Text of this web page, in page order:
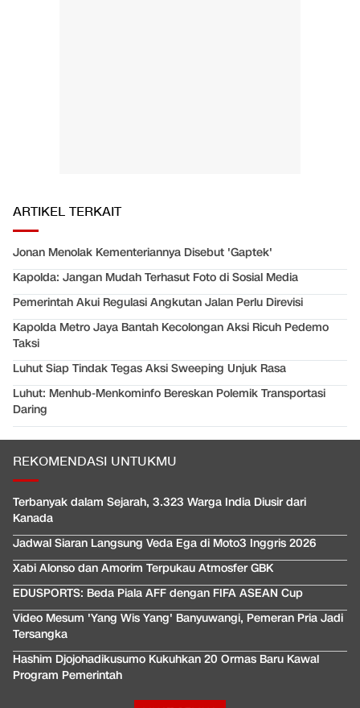
ARTIKEL TERKAIT
Jonan Menolak Kementeriannya Disebut 'Gaptek'
Kapolda: Jangan Mudah Terhasut Foto di Sosial Media
Pemerintah Akui Regulasi Angkutan Jalan Perlu Direvisi
Kapolda Metro Jaya Bantah Kecolongan Aksi Ricuh Pedemo
Taksi
Luhut Siap Tindak Tegas Aksi Sweeping Unjuk Rasa
Luhut: Menhub-Menkominfo Bereskan Polemik Transportasi
Daring
REKOMENDASI UNTUKMU
Terbanyak dalam Sejarah, 3.323 Warga India Diusir dari
Kanada
Jadwal Siaran Langsung Veda Ega di Moto3 Inggris 2026
Xabi Alonso dan Amorim Terpukau Atmosfer GBK
EDUSPORTS: Beda Piala AFF dengan FIFA ASEAN Cup
Video Mesum 'Yang Wis Yang' Banyuwangi, Pemeran Pria Jadi
Tersangka
Hashim Djojohadikusumo Kukuhkan 20 Ormas Baru Kawal
Program Pemerintah